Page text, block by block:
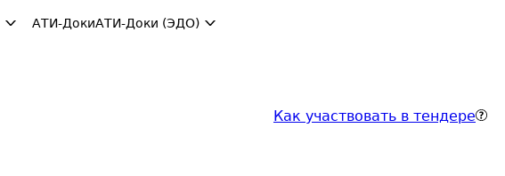
АТИ-ДокиАТИ-Доки (ЭДО)
Как участвовать в тендере